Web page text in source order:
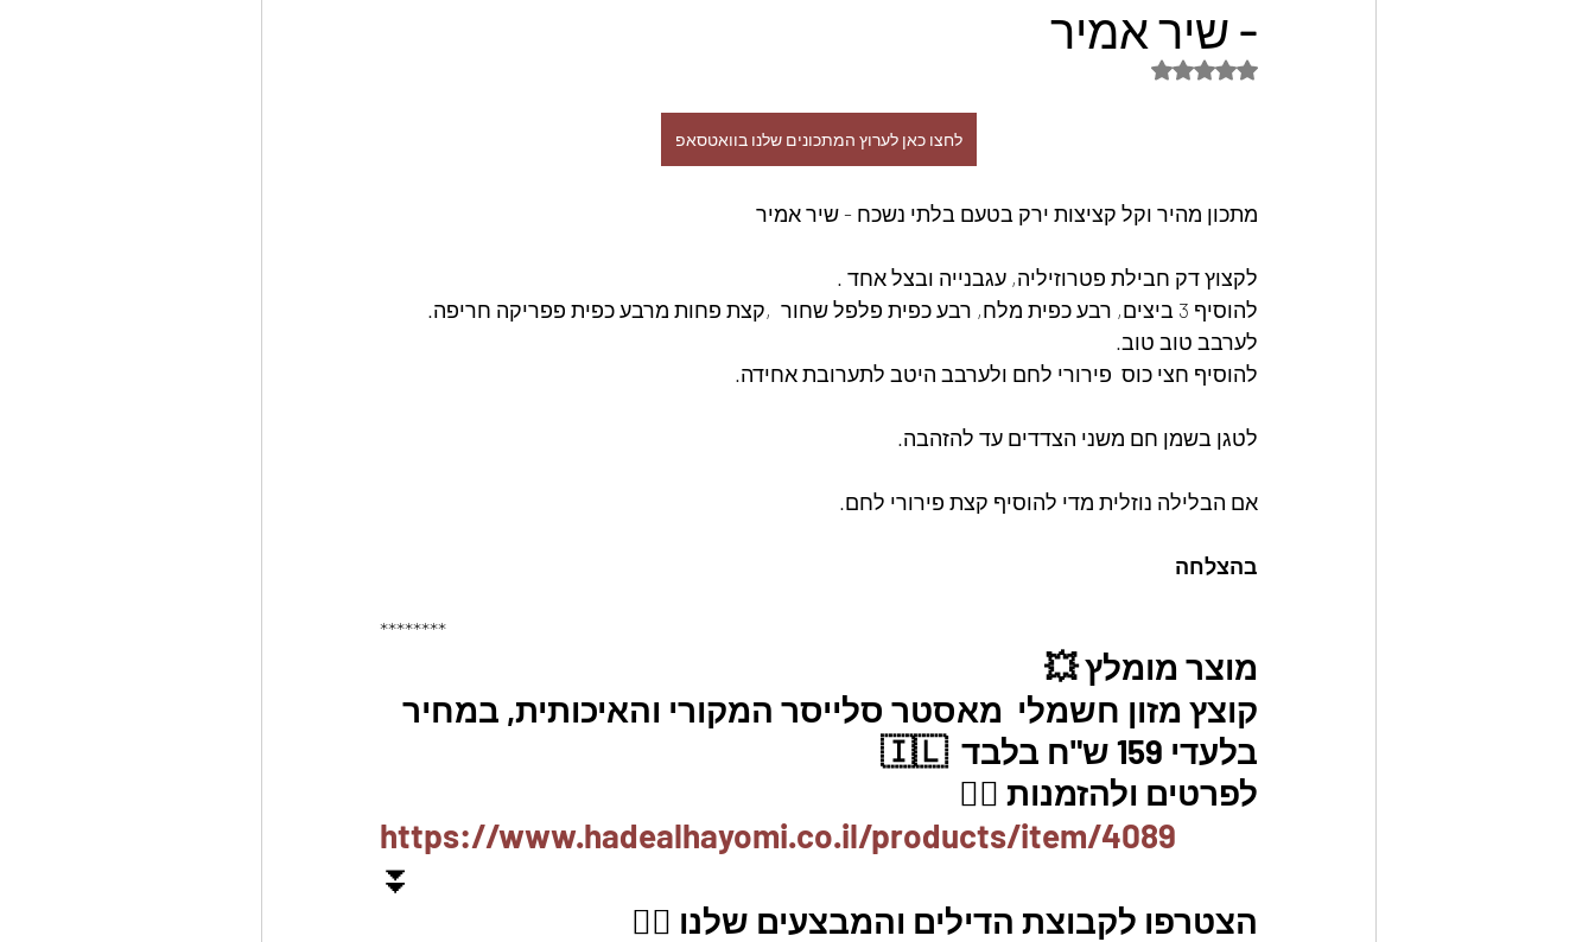
- שיר אמיר
דירוג של NaN מתוך 5 כוכבים
לחצו כאן לערוץ המתכונים שלנו בוואטסאפ
מתכון מהיר וקל קציצות ירק בטעם בלתי נשכח - שיר אמיר
לקצוץ דק חבילת פטרוזיליה, עגבנייה ובצל אחד .
להוסיף 3 ביצים, רבע כפית מלח, רבע כפית פלפל שחור  ,קצת פחות מרבע כפית פפריקה חריפה.
לערבב טוב טוב.
להוסיף חצי כוס  פירורי לחם ולערבב היטב לתערובת אחידה.
לטגן בשמן חם משני הצדדים עד להזהבה.
אם הבלילה נוזלית מדי להוסיף קצת פירורי לחם.
בהצלחה
********
מוצר מומלץ 💥
קוצץ מזון חשמלי  מאסטר סלייסר המקורי והאיכותית, במחיר
בלעדי 159 ש"ח בלבד  🇮🇱
לפרטים ולהזמנות 👇🏼
https://www.hadealhayomi.co.il/products/item/4089
⏬
הצטרפו לקבוצת הדילים והמבצעים שלנו 👇🏽